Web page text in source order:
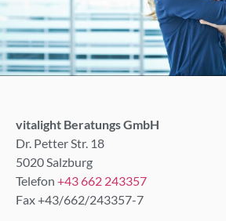
vitalight Beratungs GmbH
Dr. Petter Str. 18
5020 Salzburg
Telefon +43 662 243357
Fax +43/662/243357-7